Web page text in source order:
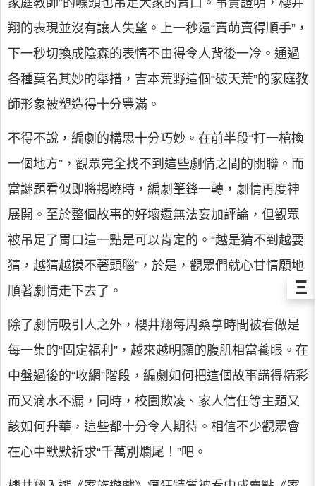
家庭教師”的噱頭也吊足大家的胃口。事實證明，櫻井
翔的表現並沒有讓人失望。上一秒還“賣萌賣得順手”，
下一秒切換成陰森的表情不由得令人背後一冷。通過
各種莫名其妙的舉措，吉本荒野這個“破天荒”的家庭教
師形象被塑造得十分豐滿。
不得不說，編劇的構思十分巧妙。在前半段“打一槍換
一個地方”，觀眾完全找不到這些劇情之間的關聯。而
當謎題看似即將揭曉時，編劇筆鋒一轉，劇情再度神
展開。至於整個故事的好壞還無法妄加評論，但觀眾
被吊足了胃口這一點是可以肯定的。“越是猜不到越要
猜，越猜越摸不著頭腦”，於是，觀眾們就心甘情願地
順著劇情走下去了。
除了劇情吸引人之外，櫻井翔每周桑拿時間被看做是
每一集的“固定福利”，越來越明顯的腹肌相當養眼。在
中盤過後的“收網”階段，編劇如何把這個故事講得精彩
而又滴水不漏，同時，校園欺凌、家人信任等主題又
該如何升華，這些都十分令人期待。相信不少觀眾會
在心中默默祈求“千萬別爛尾！”吧。
Ξ